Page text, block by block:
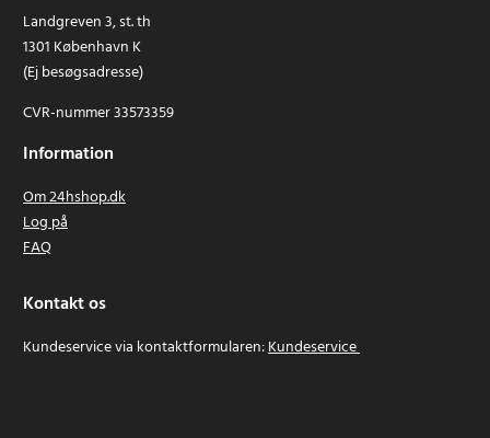
Landgreven 3, st. th
1301 København K
(Ej besøgsadresse)
CVR-nummer 33573359
Information
Om 24hshop.dk
Log på
FAQ
Kontakt os
Kundeservice via kontaktformularen:Kundeservice